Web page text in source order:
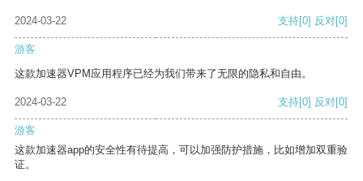
2024-03-22 支持[0] 反对[0]
游客
这款加速器VPM应用程序已经为我们带来了无限的隐私和自由。
2024-03-22 支持[0] 反对[0]
游客
这款加速器app的安全性有待提高，可以加强防护措施，比如增加双重验
证。